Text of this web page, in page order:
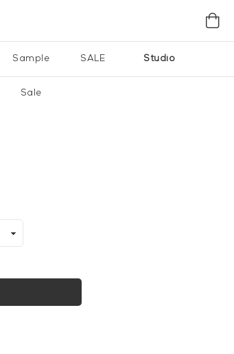
Studio
Sample
Sale
SALE